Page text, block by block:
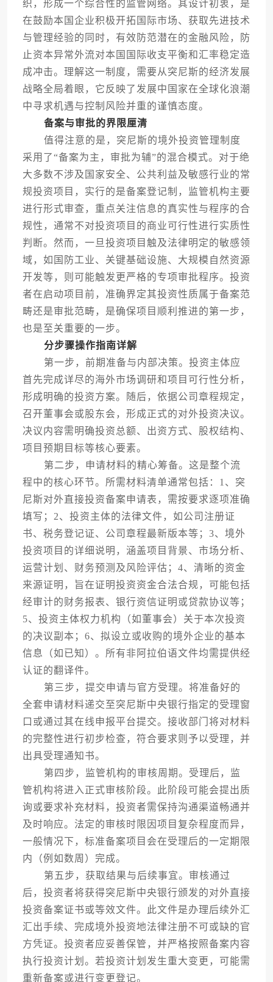
织，形成一个综合性的监管网络。其设计初衷，是
在鼓励本国企业积极开拓国际市场、获取先进技术
与管理经验的同时，有效防范潜在的金融风险，防
止资本异常外流对本国国际收支平衡和汇率稳定造
成冲击。理解这一制度，需要从突尼斯的经济发展
战略全局着眼，它反映了发展中国家在全球化浪潮
中寻求机遇与控制风险并重的谨慎态度。
备案与审批的界限厘清
值得注意的是，突尼斯的境外投资管理制度
采用了“备案为主，审批为辅”的混合模式。对于绝
大多数不涉及国家安全、公共利益及敏感行业的常
规投资项目，实行的是备案登记制，监管机构主要
进行形式审查，重点关注信息的真实性与程序的合
规性，通常不对投资项目的商业可行性进行实质性
判断。然而，一旦投资项目触及法律明定的敏感领
域，如国防工业、关键基础设施、大规模自然资源
开发等，则可能触发更严格的专项审批程序。投资
者在启动项目前，准确界定其投资性质属于备案范
畴还是审批范畴，是确保项目顺利推进的第一步，
也是至关重要的一步。
分步骤操作指南详解
第一步，前期准备与内部决策。投资主体应
首先完成详尽的海外市场调研和项目可行性分析，
形成明确的投资方案。随后，依据公司章程规定，
召开董事会或股东会，形成正式的对外投资决议。
决议内容需明确投资总额、出资方式、股权结构、
项目预期目标等核心要素。
第二步，申请材料的精心筹备。这是整个流
程中的核心环节。所需材料清单通常包括：1、突
尼斯对外直接投资备案申请表，需按要求逐项准确
填写；2、投资主体的法律文件，如公司注册证
书、税务登记证、公司章程最新版本等；3、境外
投资项目的详细说明，涵盖项目背景、市场分析、
运营计划、财务预测及风险评估；4、清晰的资金
来源证明，旨在证明投资资金合法合规，可能包括
经审计的财务报表、银行资信证明或贷款协议等；
5、投资主体权力机构（如董事会）关于本次投资
的决议副本；6、拟设立或收购的境外企业的基本
信息（如已知）。所有非阿拉伯语文件均需提供经
认证的翻译件。
第三步，提交申请与官方受理。将准备好的
全套申请材料递交至突尼斯中央银行指定的受理窗
口或通过其在线申报平台提交。接收部门将对材料
的完整性进行初步检查，符合要求则予以受理，并
出具受理通知书。
第四步，监管机构的审核周期。受理后，监
管机构将进入正式审核阶段。此阶段可能会提出质
询或要求补充材料，投资者需保持沟通渠道畅通并
及时响应。法定的审核时限因项目复杂程度而异，
一般情况下，标准备案项目会在受理后的一定期限
内（例如数周）完成。
第五步，获取结果与后续事宜。审核通过
后，投资者将获得突尼斯中央银行颁发的对外直接
投资备案证书或等效文件。此文件是办理后续外汇
汇出手续、完成境外投资地法律注册不可或缺的官
方凭证。投资者应妥善保管，并严格按照备案内容
执行投资计划。若投资计划发生重大变更，可能需
重新备案或进行变更登记。